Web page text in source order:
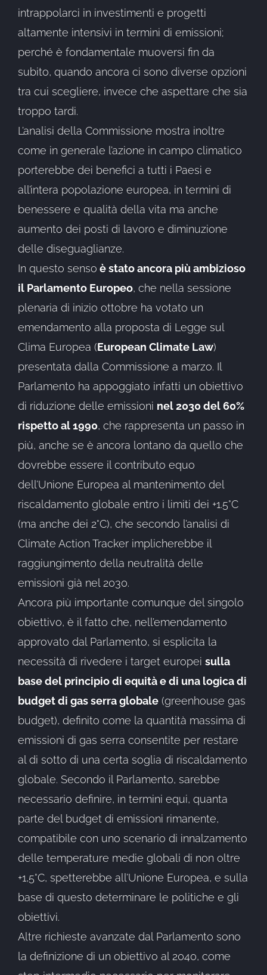
intrappolarci in investimenti e progetti
altamente intensivi in termini di emissioni;
perché è fondamentale muoversi fin da
subito, quando ancora ci sono diverse opzioni
tra cui scegliere, invece che aspettare che sia
troppo tardi.
L’analisi della Commissione mostra inoltre
come in generale l’azione in campo climatico
porterebbe dei benefici a tutti i Paesi e
all’intera popolazione europea, in termini di
benessere e qualità della vita ma anche
aumento dei posti di lavoro e diminuzione
delle diseguaglianze.
In questo senso è stato ancora più ambizioso
il Parlamento Europeo, che nella sessione
plenaria di inizio ottobre ha votato un
emendamento alla proposta di Legge sul
Clima Europea (European Climate Law)
presentata dalla Commissione a marzo. Il
Parlamento ha appoggiato infatti un obiettivo
di riduzione delle emissioni nel 2030 del 60%
rispetto al 1990, che rappresenta un passo in
più, anche se è ancora lontano da quello che
dovrebbe essere il contributo equo
dell’Unione Europea al mantenimento del
riscaldamento globale entro i limiti dei +1.5°C
(ma anche dei 2°C), che secondo l’analisi di
Climate Action Tracker implicherebbe il
raggiungimento della neutralità delle
emissioni già nel 2030.
Ancora più importante comunque del singolo
obiettivo, è il fatto che, nell’emendamento
approvato dal Parlamento, si esplicita la
necessità di rivedere i target europei sulla
base del principio di equità e di una logica di
budget di gas serra globale (greenhouse gas
budget), definito come la quantità massima di
emissioni di gas serra consentite per restare
al di sotto di una certa soglia di riscaldamento
globale. Secondo il Parlamento, sarebbe
necessario definire, in termini equi, quanta
parte del budget di emissioni rimanente,
compatibile con uno scenario di innalzamento
delle temperature medie globali di non oltre
+1,5°C, spetterebbe all’Unione Europea, e sulla
base di questo determinare le politiche e gli
obiettivi.
Altre richieste avanzate dal Parlamento sono
la definizione di un obiettivo al 2040, come